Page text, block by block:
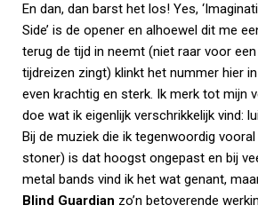
En dan, dan barst het los! Yes,
Side’ is de opener en alhoewel dit me
terug de tijd in neemt (niet raar voor
tijdreizen zingt) klinkt het nummer hier
even krachtig en sterk. Ik merk tot mijn
doe wat ik eigenlijk verschrikkelijk vind:
Bij de muziek die ik tegenwoordig
stoner) is dat hoogst ongepast en bij
metal bands vind ik het wat genant,
Blind Guardian zo’n betoverende